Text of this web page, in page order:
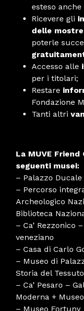
esteso
Ricevere gli
delle
poterle
Accesso alle
per i titolari;
Restare
Fondazione
Tanti altri
La MUVE
seguenti musei:
– Palazzo Ducale
– Percorso
Archeologico
Biblioteca
– Ca’ Rezzonico
veneziano
– Casa di Carlo
– Museo di
Storia del
– Ca’ Pesaro –
Moderna +
– Museo Fortuny